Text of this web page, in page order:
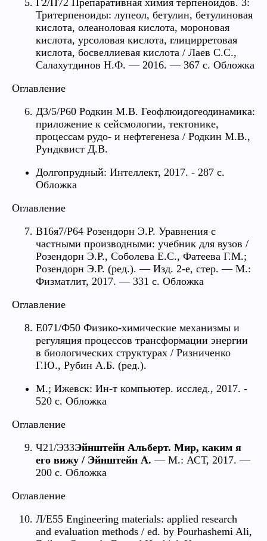
Тритерпеноиды: лупеол, бетулин, бетулиновая
кислота, олеаноловая кислота, мороновая
кислота, урсоловая кислота, глицирретовая
кислота, босвеллиевая кислота / Лаев С.С.,
Салахутдинов Н.Ф. — 2016. — 367 с. Обложка
Оглавление
Д3/5/Р60 Родкин М.В. Геофлюидогеодинамика:
приложение к сейсмологии, тектонике,
процессам рудо- и нефтегенеза / Родкин М.В.,
Рундквист Д.В.
Долгопрудный: Интеллект, 2017. - 287 с.
Обложка
Оглавление
В16я7/Р64 Розендорн Э.Р. Уравнения с
частными производными: учебник для вузов /
Розендорн Э.Р., Соболева Е.С., Фатеева Г.М.;
Розендорн Э.Р. (ред.). — Изд. 2-е, стер. — М.:
Физматлит, 2017. — 331 с. Обложка
Оглавление
Е071/Ф50 Физико-химические механизмы и
регуляция процессов трансформации энергии
в биологических структурах / Ризниченко
Г.Ю., Рубин А.Б. (ред.).
М.; Ижевск: Ин-т компьютер. исслед., 2017. -
520 с. Обложка
Оглавление
Ч21/Э33Эйнштейн Альберт. Мир, каким я
его вижу / Эйнштейн А. — М.: АСТ, 2017. —
200 c. Обложка
Оглавление
Л/E55 Engineering materials: applied research
and evaluation methods / ed. by Pourhashemi Ali,